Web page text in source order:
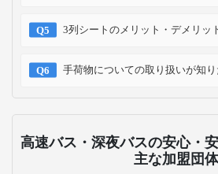
3列シートのメリット・デメリッ
手荷物についての取り扱いが知り
高速バス・深夜バスの安心・
主な加盟団体